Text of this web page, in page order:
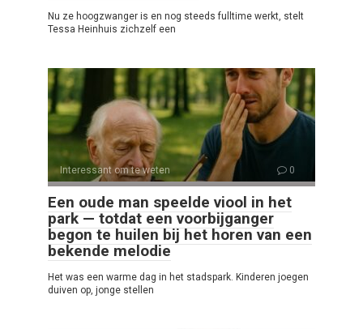
Nu ze hoogzwanger is en nog steeds fulltime werkt, stelt
Tessa Heinhuis zichzelf een
Interessant om te weten 0
Een oude man speelde viool in het
park — totdat een voorbijganger
begon te huilen bij het horen van een
bekende melodie
Het was een warme dag in het stadspark. Kinderen joegen
duiven op, jonge stellen